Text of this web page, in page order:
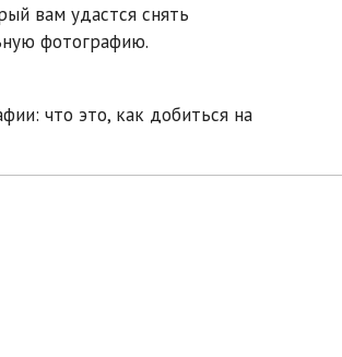
вам удастся снять
фотографию.
что это, как добиться на